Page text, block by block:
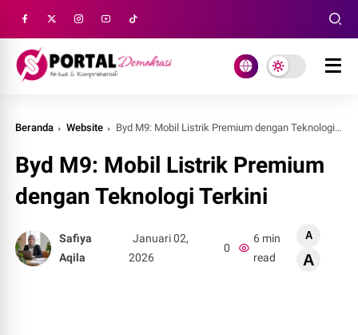
Beranda Website Byd M9: Mobil Listrik Premium dengan Teknologi Terkini
Byd M9: Mobil Listrik Premium
dengan Teknologi Terkini
Safiya
Aqila
Januari 02,
2026
0
6 min
read
A
A